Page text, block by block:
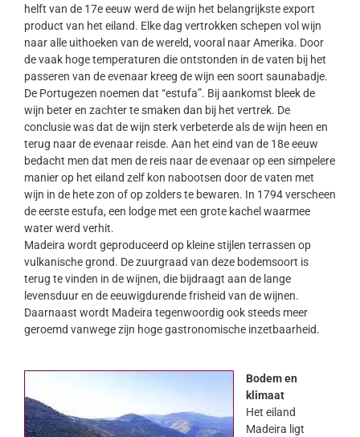
helft van de 17e eeuw werd de wijn het belangrijkste export
product van het eiland. Elke dag vertrokken schepen vol wijn
naar alle uithoeken van de wereld, vooral naar Amerika. Door
de vaak hoge temperaturen die ontstonden in de vaten bij het
passeren van de evenaar kreeg de wijn een soort saunabadje.
De Portugezen noemen dat “estufa”. Bij aankomst bleek de
wijn beter en zachter te smaken dan bij het vertrek. De
conclusie was dat de wijn sterk verbeterde als de wijn heen en
terug naar de evenaar reisde. Aan het eind van de 18e eeuw
bedacht men dat men de reis naar de evenaar op een simpelere
manier op het eiland zelf kon nabootsen door de vaten met
wijn in de hete zon of op zolders te bewaren. In 1794 verscheen
de eerste estufa, een lodge met een grote kachel waarmee
water werd verhit.
Madeira wordt geproduceerd op kleine stijlen terrassen op
vulkanische grond. De zuurgraad van deze bodemsoort is
terug te vinden in de wijnen, die bijdraagt aan de lange
levensduur en de eeuwigdurende frisheid van de wijnen.
Daarnaast wordt Madeira tegenwoordig ook steeds meer
geroemd vanwege zijn hoge gastronomische inzetbaarheid.
Bodem en
klimaat
Het eiland
Madeira ligt